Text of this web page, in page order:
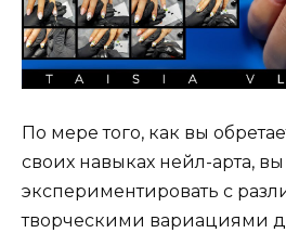
По мере того, как вы
своих навыках нейл-арта,
экспериментировать с
творческими вариациями